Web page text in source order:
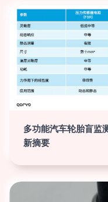
多功能汽车轮胎盲
新摘要